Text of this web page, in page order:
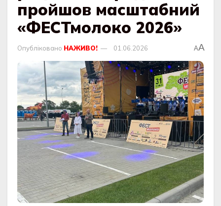
пройшов масштабний
«ФЕСТмолоко 2026»
Опубліковано НАЖИВО! 01.06.2026 AA